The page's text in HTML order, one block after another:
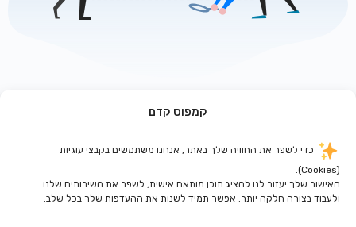
קמפוס קדם
כדי לשפר את החוויה שלך באתר, אנחנו משתמשים בקבצי עוגיות
(Cookies).
האישור שלך יעזור לנו להציג תוכן מותאם אישית, לשפר את השירותים שלנו
ולעבוד בצורה חלקה יותר. אפשר תמיד לשנות את ההעדפות שלך בכל שלב.